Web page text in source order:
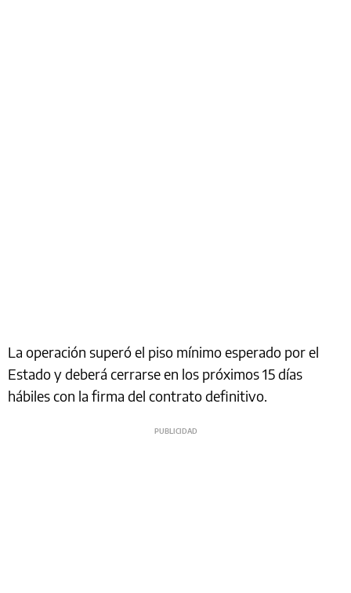
La operación superó el piso mínimo esperado por el
Estado y deberá cerrarse en los próximos 15 días
hábiles con la firma del contrato definitivo.